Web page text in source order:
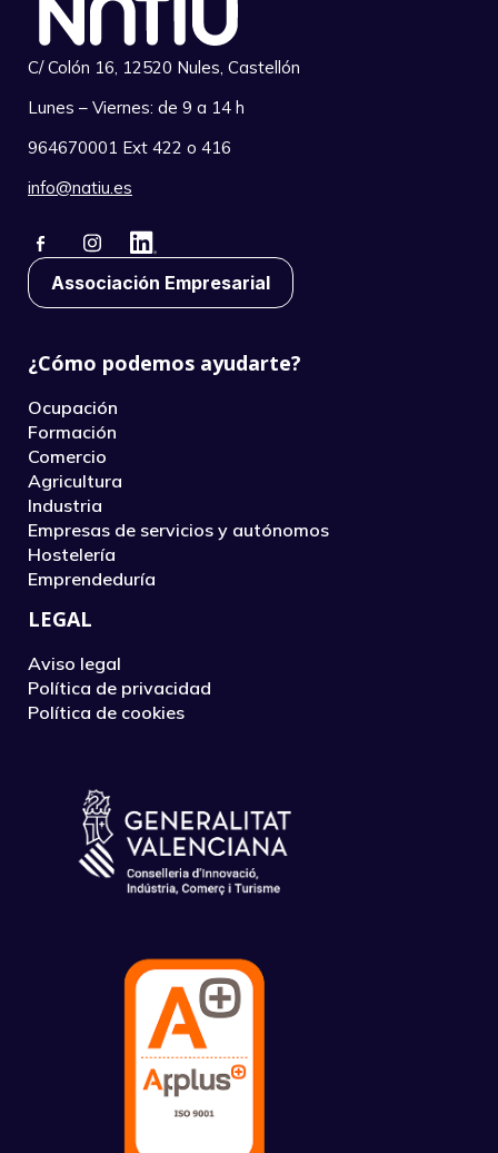
C/ Colón 16, 12520 Nules, Castellón
Lunes – Viernes: de 9 a 14 h
964670001 Ext 422 o 416
info@natiu.es
Associación Empresarial
¿Cómo podemos ayudarte?
Ocupación
Formación
Comercio
Agricultura
Industria
Empresas de servicios y autónomos
Hostelería
Emprendeduría
LEGAL
Aviso legal
Política de privacidad
Política de cookies